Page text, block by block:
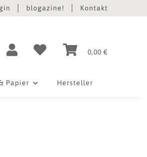
blogazine! Kontakt
0,00 €
Papier Hersteller